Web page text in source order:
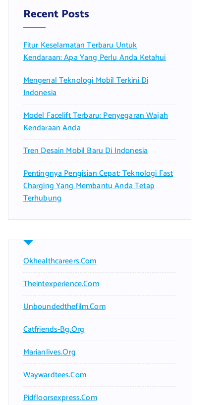
f
o
:
Recent Posts
Fitur Keselamatan Terbaru Untuk
Kendaraan: Apa Yang Perlu Anda Ketahui
Mengenal Teknologi Mobil Terkini Di
Indonesia
Model Facelift Terbaru: Penyegaran Wajah
Kendaraan Anda
Tren Desain Mobil Baru Di Indonesia
Pentingnya Pengisian Cepat: Teknologi Fast
Charging Yang Membantu Anda Tetap
Terhubung
Okhealthcareers.com
Theintexperience.com
Unboundedthefilm.com
Catfriends-Bg.org
Marianlives.org
Waywardtees.com
Pidfloorsexpress.com